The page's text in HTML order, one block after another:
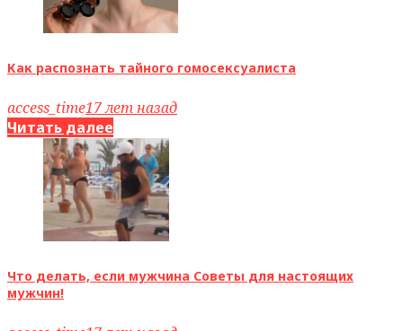
Как распознать тайного гомосексуалиста
access_time17 лет назад
Читать далее
Что делать, если мужчина Советы для настоящих
мужчин!